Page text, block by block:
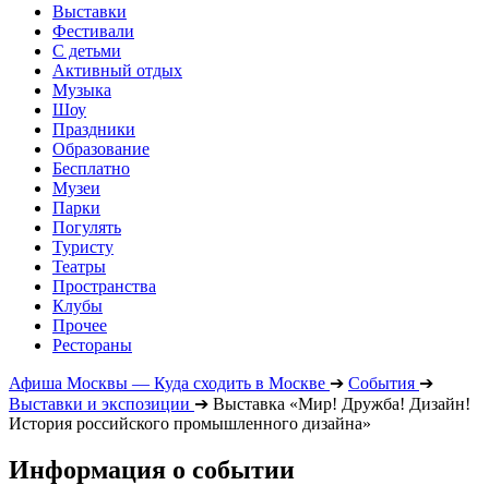
Выставки
Фестивали
С детьми
Активный отдых
Музыка
Шоу
Праздники
Образование
Бесплатно
Музеи
Парки
Погулять
Туристу
Театры
Пространства
Клубы
Прочее
Рестораны
Афиша Москвы — Куда сходить в Москве ➔ События ➔
Выставки и экспозиции ➔ Выставка «Мир! Дружба! Дизайн!
История российского промышленного дизайна»
Информация о событии